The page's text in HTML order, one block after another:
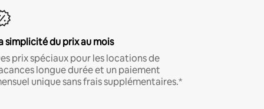
simplicité du prix au mois
prix spéciaux pour les locations de
longue durée et un paiement
unique sans frais supplémentaires.*